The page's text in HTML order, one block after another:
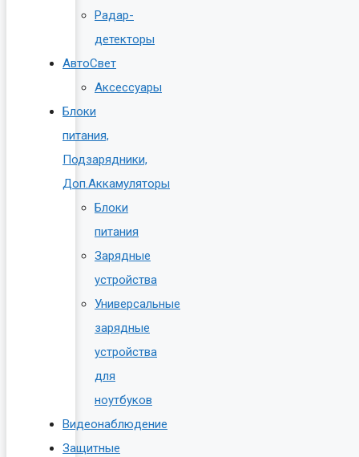
Радар-
детекторы
АвтоСвет
Аксессуары
Блоки
питания,
Подзарядники,
Доп.Аккамуляторы
Блоки
питания
Зарядные
устройства
Универсальные
зарядные
устройства
для
ноутбуков
Видеонаблюдение
Защитные